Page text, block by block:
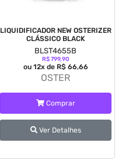
LIQUIDIFICADOR NEW OSTERIZER
CLÁSSICO BLACK
BLST4655B
R$ 799,90
ou 12x de R$ 66,66
OSTER
Comprar
Ver Detalhes